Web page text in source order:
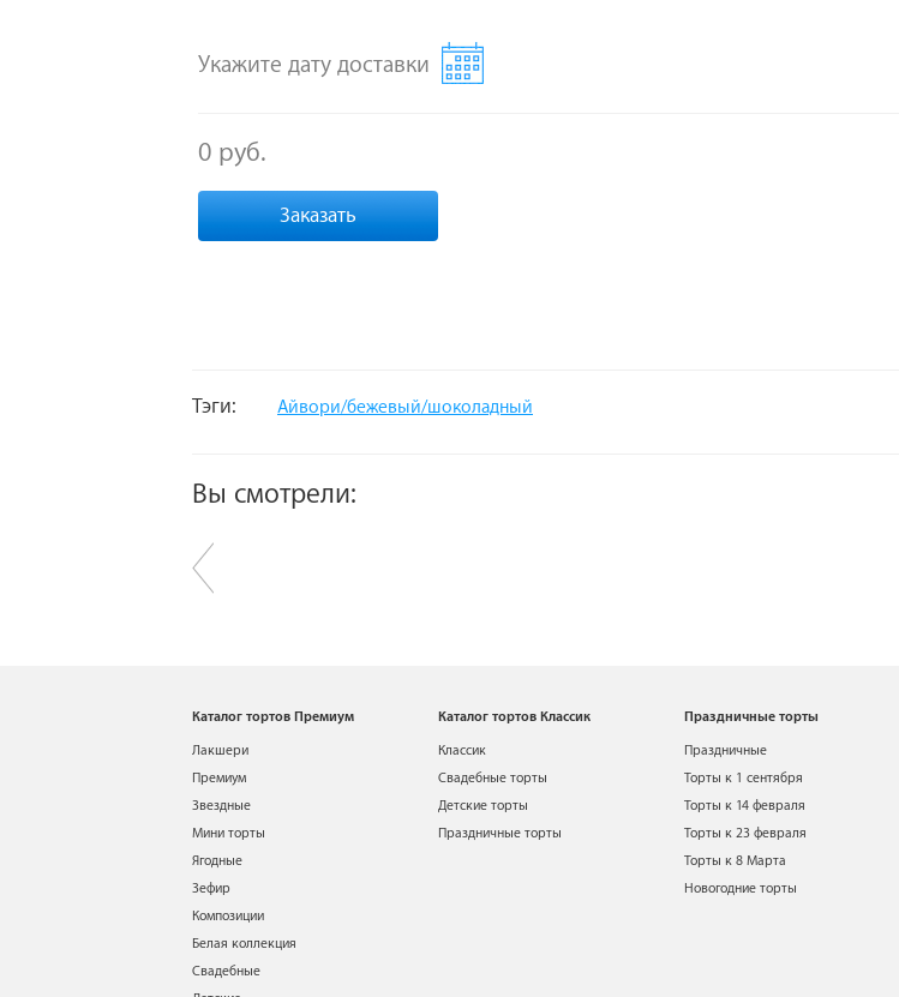
Укажите дату доставки
0 руб.
Заказать
Тэги: Айвори/бежевый/шоколадный
Вы смотрели:
Каталог тортов Премиум
Лакшери
Премиум
Звездные
Мини торты
Ягодные
Зефир
Композиции
Белая коллекция
Свадебные
Каталог тортов Классик
Классик
Свадебные торты
Детские торты
Праздничные торты
Праздничные торты
Праздничные
Торты к 1 сентября
Торты к 14 февраля
Торты к 23 февраля
Торты к 8 Марта
Новогодние торты